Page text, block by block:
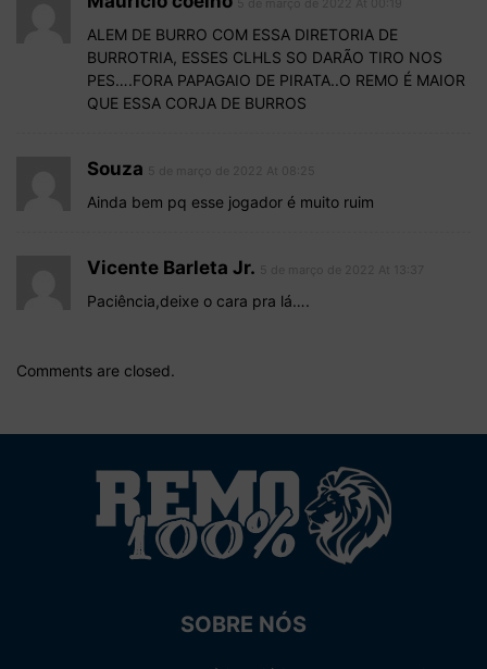
ALEM DE BURRO COM ESSA DIRETORIA DE
BURROTRIA, ESSES CLHLS SO DARÃO TIRO NOS
PES….FORA PAPAGAIO DE PIRATA..O REMO É MAIOR
QUE ESSA CORJA DE BURROS
Souza
Ainda bem pq esse jogador é muito ruim
Vicente Barleta Jr.
Paciência,deixe o cara pra lá….
Comments are closed.
SOBRE NÓS